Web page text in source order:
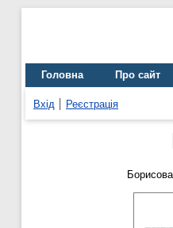
Головна Про сайт
Вхід Реєстрація